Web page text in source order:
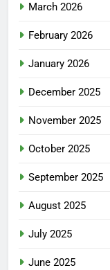
March 2026
February 2026
January 2026
December 2025
November 2025
October 2025
September 2025
August 2025
July 2025
June 2025